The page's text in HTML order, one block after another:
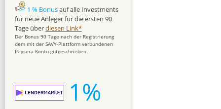
1 % Bonusauf alle Investments
für neue Anleger für die ersten 90
Tage überdiesen Link*
Der Bonus 90 Tage nach der Registrierung
dem mit der SAVY-Plattform verbundenen
Paysera-Konto gutgeschrieben.
1%